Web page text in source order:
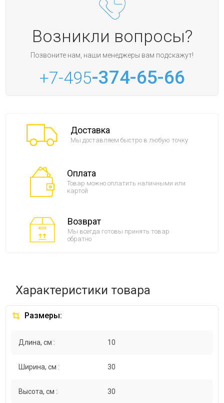
Возникли вопросы?
Позвоните нам, наши менеджеры вам подскажут!
+7-495-374-65-66
Доставка
Мы доставляем быстро в любую точку
Оплата
Товар можно оплатить наличными или
картой
Возврат
Мы всегда готовы принять товар
обратно
Характеристики товара
Размеры:
Длина, см : 10
Ширина, см : 30
Высота, см : 30